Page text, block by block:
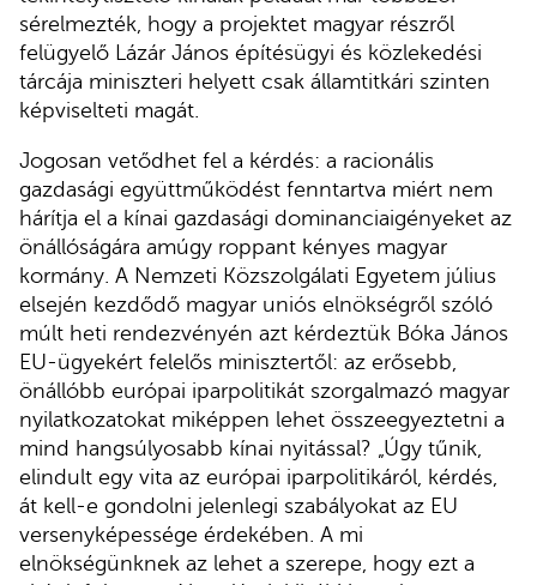
sérelmezték, hogy a projektet magyar részről
felügyelő Lázár János építésügyi és közlekedési
tárcája miniszteri helyett csak államtitkári szinten
képviselteti magát.
Jogosan vetődhet fel a kérdés: a racionális
gazdasági együttműködést fenntartva miért nem
hárítja el a kínai gazdasági dominanciaigényeket az
önállóságára amúgy roppant kényes magyar
kormány. A Nemzeti Közszolgálati Egyetem július
elsején kezdődő magyar uniós elnökségről szóló
múlt heti rendezvényén azt kérdeztük Bóka János
EU-ügyekért felelős minisztertől: az erősebb,
önállóbb európai iparpolitikát szorgalmazó magyar
nyilatkozatokat miképpen lehet összeegyeztetni a
mind hangsúlyosabb kínai nyitással? „Úgy tűnik,
elindult egy vita az európai iparpolitikáról, kérdés,
át kell-e gondolni jelenlegi szabályokat az EU
versenyképessége érdekében. A mi
elnökségünknek az lehet a szerepe, hogy ezt a